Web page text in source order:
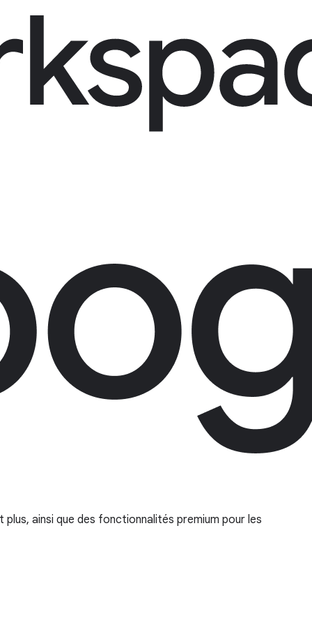
ainsi que des fonctionnalités premium pour les